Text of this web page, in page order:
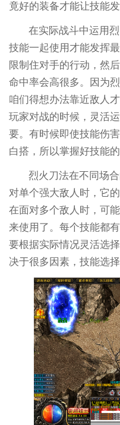
竟好的装备才能让技能发
在实际战斗中运用
技能一起使用才能发挥
限制住对手的行动，然
命中率会高很多。因为
咱们得想办法靠近敌人
玩家对战的时候，灵活
要。有时候即使技能伤
白搭，所以掌握好技能
烈火刀法在不同场
对单个强大敌人时，它
在面对多个敌人时，可
来使用了。每个技能都
要根据实际情况灵活选
决于很多因素，技能选